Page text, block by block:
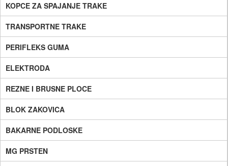
KOPCE ZA SPAJANJE TRAKE
TRANSPORTNE TRAKE
PERIFLEKS GUMA
ELEKTRODA
REZNE I BRUSNE PLOCE
BLOK ZAKOVICA
BAKARNE PODLOSKE
MG PRSTEN